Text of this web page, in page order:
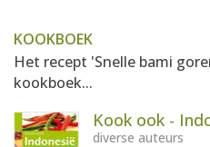
KOOKBOEK
Het recept 'Snelle bami
kookboek...
Kook ook -
diverse auteurs